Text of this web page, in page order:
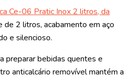
Ce-06 Pratic Inox 2 litros, da
de 2 litros, acabamento em aço
e silencioso.
preparar bebidas quentes e
anticalcário removível mantém a